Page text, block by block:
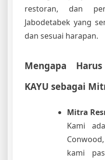
restoran, dan
Jabodetabek yang
dan sesuai harapan.
Mengapa
KAYU sebagai
Mitra
Kami
kami